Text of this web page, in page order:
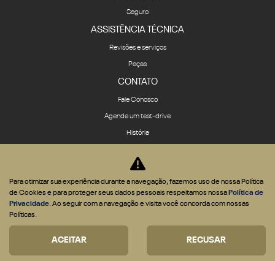
Seguro
ASSISTÊNCIA TÉCNICA
Revisões e serviços
Peças
CONTATO
Fale Conosco
Agende um test-drive
História
Política de privacidade
COMPARATIVO
Para otimizar sua experiência durante a navegação, fazemos uso de nossa Política
de Cookies e para proteger seus dados pessoais respeitamos nossa Política de
Privacidade. Ao seguir com a navegação e visita você concorda com nossas
Políticas.
ACEITAR RECUSAR